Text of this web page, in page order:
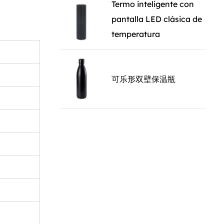
de
que el
sus
en su
suave y
Termo inteligente con
pantalla LED clásica de
temperatura
可乐形双壁保温瓶